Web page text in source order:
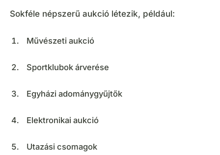
Sokféle népszerű aukció létezik, például:
Művészeti aukció
Sportklubok árverése
Egyházi adománygyűjtők
Elektronikai aukció
Utazási csomagok